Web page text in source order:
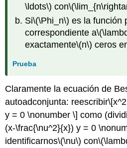
\ldots\) con
Si\(\Phi_n\) es la función
correspondiente a
exactamente\(n\) ceros
Prueba
Claramente la ecuación de
autoadconjunta: reescribir
y = 0 \nonumber \] como
(x-\frac{\nu^2}{x}) y = 0
identificarnos\(\nu\) con